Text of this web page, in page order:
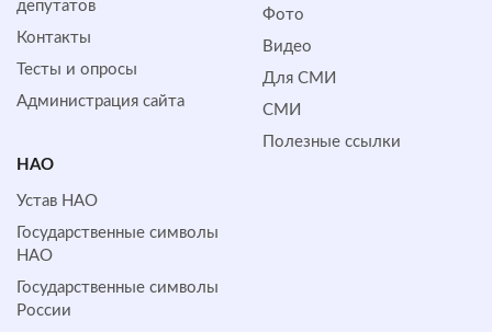
депутатов
Контакты
Тесты и опросы
Администрация сайта
Фото
Видео
Для СМИ
СМИ
Полезные ссылки
НАО
Устав НАО
Государственные символы
НАО
Государственные символы
России